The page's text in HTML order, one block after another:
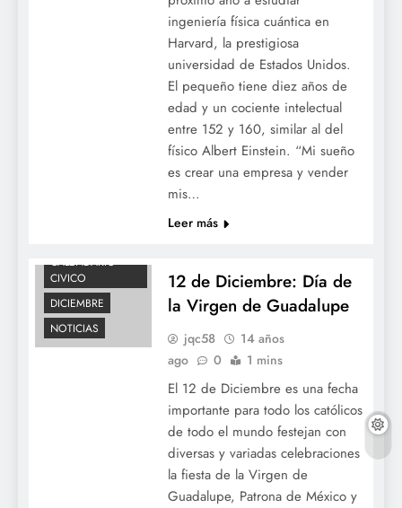
ingeniería física cuántica en
Harvard, la prestigiosa
universidad de Estados Unidos.
El pequeño tiene diez años de
edad y un cociente intelectual
entre 152 y 160, similar al del
físico Albert Einstein. “Mi sueño
es crear una empresa y vender
mis…
Leer más
CALENDARIO
CIVICO
DICIEMBRE
NOTICIAS
12 de Diciembre: Día de
la Virgen de Guadalupe
jqc58
14 años
ago
0 1 mins
El 12 de Diciembre es una fecha
importante para todo los católicos
de todo el mundo festejan con
diversas y variadas celebraciones
la fiesta de la Virgen de
Guadalupe, Patrona de México y